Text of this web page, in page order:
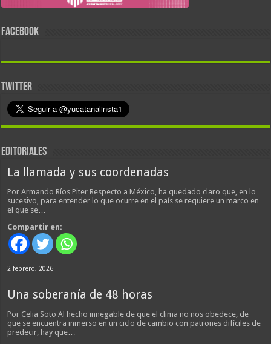
FACEBOOK
TWITTER
EDITORIALES
La llamada y sus coordenadas
Por Armando Ríos Piter Respecto a México, ha quedado claro que, en lo
sucesivo, para entender lo que ocurre en el país se requiere un marco en
el que se…
Compartir en:
2 febrero, 2026
Una soberanía de 48 horas
Por Celia Soto Al hecho innegable de que el clima no nos obedece, de
que se encuentra inmerso en un ciclo de cambio con patrones difíciles de
predecir, hay que…